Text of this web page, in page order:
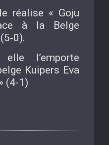
réalise « Goju
à la Belge
0).
l’emporte
Kuipers Eva
(4-1)